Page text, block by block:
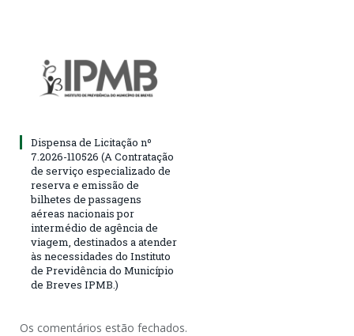
Dispensa de Licitação nº
7.2026-110526 (A Contratação
de serviço especializado de
reserva e emissão de
bilhetes de passagens
aéreas nacionais por
intermédio de agência de
viagem, destinados a atender
às necessidades do Instituto
de Previdência do Município
de Breves IPMB.)
Os comentários estão fechados.